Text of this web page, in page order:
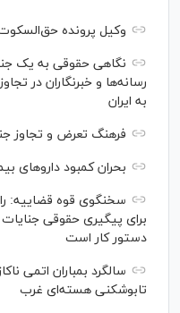
وکیل پرونده
نگاهی حقوقی به یک
رسانه‌ها و خبرنگاران در
به ایران
فرهنگ تعرض و تجاوز
بحران کمبود دارو‌های
سخنگوی قوه قضاییه:
برای پیگیری حقوقی
دستور کار است
سالگرد بمباران اتمی
تابوشکنی هسته‌ای غرب